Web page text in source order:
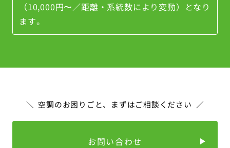
（10,000円〜／距離・系統数により変動）となり
ます。
空調のお困りごと、まずはご相談ください
お問い合わせ